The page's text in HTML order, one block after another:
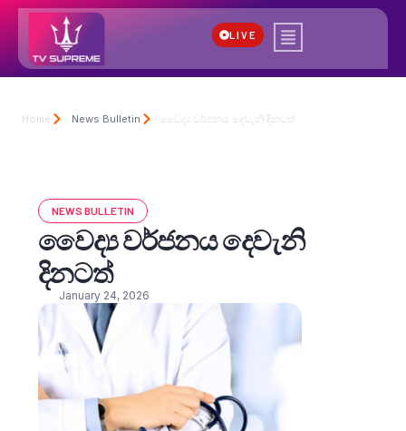
LIVE
Home News Bulletin වෛද්‍ය වර්ජනය දෙවැනි දිනටත්
NEWS BULLETIN
වෛද්‍ය වර්ජනය දෙවැනි
දිනටත්
January 24, 2026